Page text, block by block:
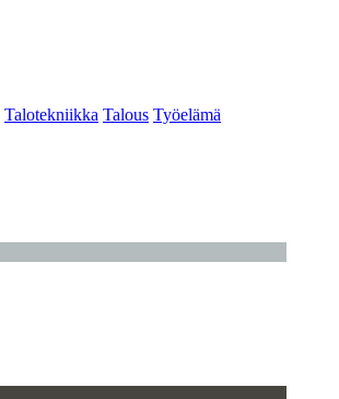
Talotekniikka Talous Työelämä